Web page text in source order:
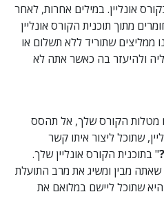
אונליין. במילים אחרות, לאחר
מתוך תוכנית הקורס אונליין
ממליצים שתוריד ללא תשלום או
ולהיעזר בה כאשר אתה לא
מטלות הקורס שלך, אל תהסס
שתוכל ליצור איתו קשר
" בתוכנית הקורס אונליין שלך.
שאתה מבין ומשיג את מרב התועלת
שתוכל ליישם במלואם את